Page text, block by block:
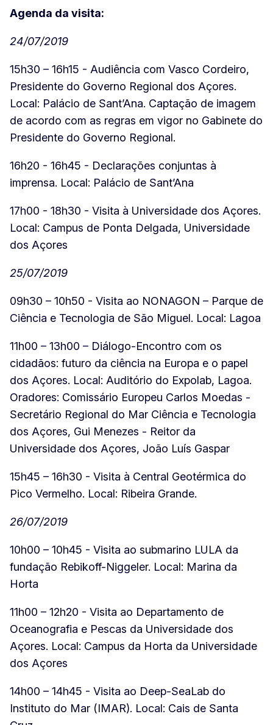
Agenda da visita:
24/07/2019
15h30 – 16h15 - Audiência com Vasco Cordeiro,
Presidente do Governo Regional dos Açores.
Local: Palácio de Sant’Ana. Captação de imagem
de acordo com as regras em vigor no Gabinete do
Presidente do Governo Regional.
16h20 - 16h45 - Declarações conjuntas à
imprensa. Local: Palácio de Sant’Ana
17h00 - 18h30 - Visita à Universidade dos Açores.
Local: Campus de Ponta Delgada, Universidade
dos Açores
25/07/2019
09h30 – 10h50 - Visita ao NONAGON – Parque de
Ciência e Tecnologia de São Miguel. Local: Lagoa
11h00 – 13h00 – Diálogo-Encontro com os
cidadãos: futuro da ciência na Europa e o papel
dos Açores. Local: Auditório do Expolab, Lagoa.
Oradores: Comissário Europeu Carlos Moedas -
Secretário Regional do Mar Ciência e Tecnologia
dos Açores, Gui Menezes - Reitor da
Universidade dos Açores, João Luís Gaspar
15h45 – 16h30 - Visita à Central Geotérmica do
Pico Vermelho. Local: Ribeira Grande.
26/07/2019
10h00 – 10h45 - Visita ao submarino LULA da
fundação Rebikoff-Niggeler. Local: Marina da
Horta
11h00 – 12h20 - Visita ao Departamento de
Oceanografia e Pescas da Universidade dos
Açores. Local: Campus da Horta da Universidade
dos Açores
14h00 – 14h45 - Visita ao Deep-SeaLab do
Instituto do Mar (IMAR). Local: Cais de Santa